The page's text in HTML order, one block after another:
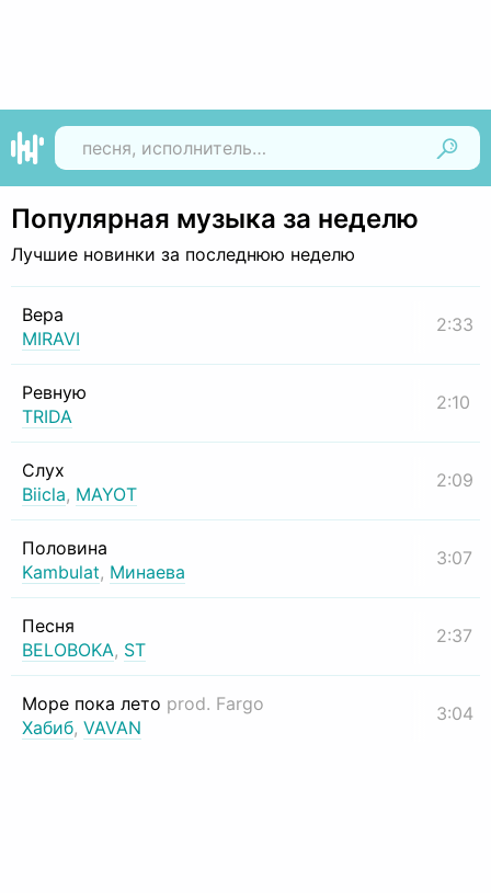
Популярная музыка за неделю
Лучшие новинки за последнюю неделю
Вера
MIRAVI
2:33
Ревную
TRIDA
2:10
Слух
Biicla, MAYOT
2:09
Половина
Kambulat, Минаева
3:07
Песня
BELOBOKA, ST
2:37
Море пока лето prod. Fargo
Хабиб, VAVAN
3:04